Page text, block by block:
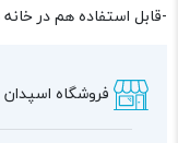
-قابل استفاده هم در
فروشگاه اسپدان